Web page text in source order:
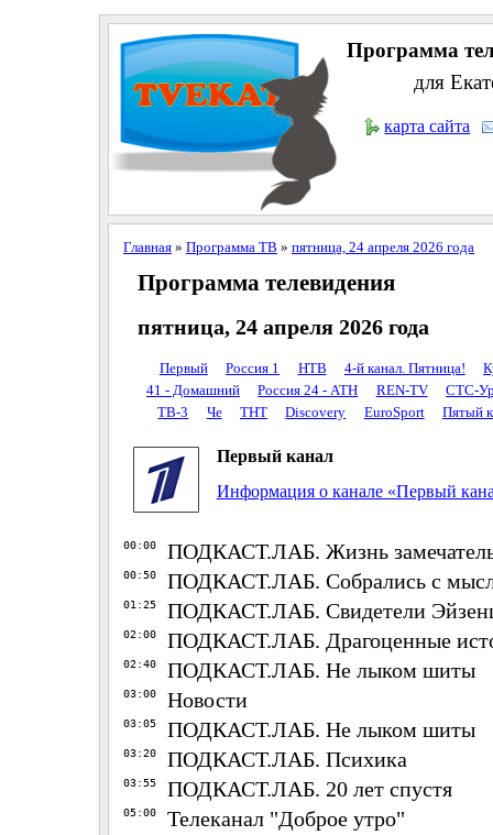
Программа
для
карта сайта
Главная» Программа ТВ » пятница, 24 апреля 2026 года
Программа телевидения
пятница, 24 апреля 2026 года
Первый Россия 1 НТВ 4-й канал. Пятница!
41 - Домашний
Россия 24 - АТН REN-TV
СТС-
ТВ-3
Че ТНТ Discovery EuroSport Пятый
Первый канал
Информация о канале «Первый
00:00 ПОДКАСТ.ЛАБ. Жизнь
00:50 ПОДКАСТ.ЛАБ. Собрались с
01:25 ПОДКАСТ.ЛАБ. Свидетели
02:00 ПОДКАСТ.ЛАБ. Драгоценные
02:40 ПОДКАСТ.ЛАБ. Не лыком шиты
03:00 Новости
03:05 ПОДКАСТ.ЛАБ. Не лыком шиты
03:20 ПОДКАСТ.ЛАБ. Психика
03:55 ПОДКАСТ.ЛАБ. 20 лет спустя
05:00 Телеканал "Доброе утро"